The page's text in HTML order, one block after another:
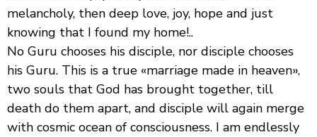
melancholy, then deep love, joy, hope and just
knowing that I found my home!..
No Guru chooses his disciple, nor disciple chooses
his Guru. This is a true «marriage made in heaven»,
two souls that God has brought together, till
death do them apart, and disciple will again merge
with cosmic ocean of consciousness. I am endlessly